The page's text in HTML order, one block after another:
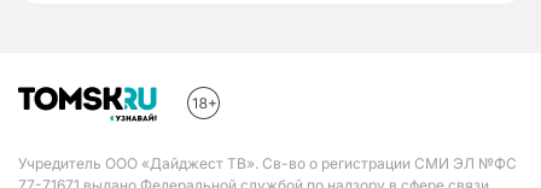
Учредитель ООО «Дайджест ТВ». Св-во о регистрации СМИ ЭЛ №ФС